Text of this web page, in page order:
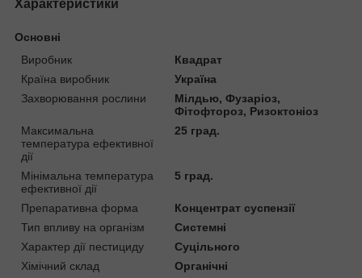
Характеристики
Основні
Виробник
Квадрат
Країна виробник
Україна
Захворювання рослини
Мілдью, Фузаріоз,
Фітофтороз, Ризоктоніоз
Максимальна
температура ефективної
дії
25 град.
Мінімальна температура
ефективної дії
5 град.
Препаративна форма
Концентрат суспензії
Тип впливу на організм
Системні
Характер дії пестициду
Суцільного
Хімічний склад
Органічні